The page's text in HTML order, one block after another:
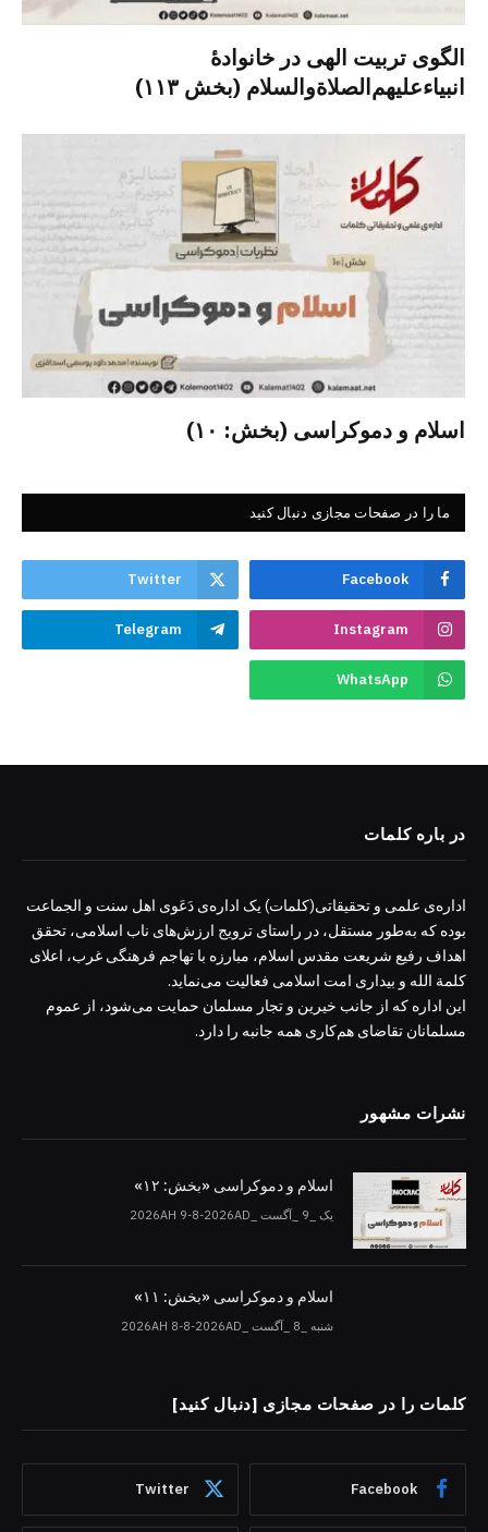
الگوی تربیت الهی در خانوادۀ
انبیاءعلیهم‌الصلاةو‌السلام (بخش ۱۱۳)
اسلام و دموکراسی (بخش: ۱۰)
ما را در صفحات مجازی دنبال کنید
Facebook
Twitter
Instagram
Telegram
WhatsApp
در باره کلمات
اداره‌ی علمی و تحقیقاتی(کلمات) یک اداره‌ی دَعَوی اهل سنت و الجماعت
بوده که به‌طور مستقل، در راستای ترویج ارزش‌های ناب اسلامی، تحقق
اهداف رفیع شریعت مقدس اسلام، مبارزه با تهاجم فرهنگی غرب، اعلای
کلمة الله و بیداری امت اسلامی فعالیت می‌نماید.
این اداره که از جانب خیرین و تجار مسلمان حمایت می‌شود، از عموم
مسلمانان تقاضای هم‌کاری همه جانبه را دارد.
نشرات مشهور
اسلام و دموکراسی «بخش: ۱۲»
یک _9 _آگست _2026AH 9-8-2026AD
اسلام و دموکراسی «بخش: ۱۱»
شنبه _8 _آگست _2026AH 8-8-2026AD
کلمات را در صفحات مجازی [دنبال کنید]
Facebook
Twitter